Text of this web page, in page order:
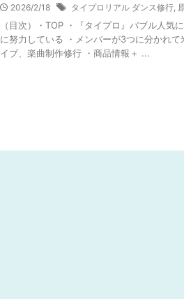
2026/2/18 タイプロリアル ダンス修行,
（目次）・TOP ・『タイプロ』バブル人気
に努力している ・メンバーが3つに分かれ
イブ、楽曲制作修行 ・商品情報＋ ...